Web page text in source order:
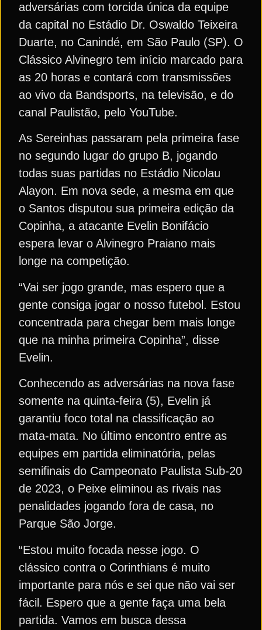
adversárias com torcida única da equipe
da capital no Estádio Dr. Oswaldo Teixeira
Duarte, no Canindé, em São Paulo (SP). O
Clássico Alvinegro tem início marcado para
as 20 horas e contará com transmissões
ao vivo da Bandsports, na televisão, e do
canal Paulistão, pelo YouTube.
As Sereinhas passaram pela primeira fase
no segundo lugar do grupo B, jogando
todas suas partidas no Estádio Nicolau
Alayon. Em nova sede, a mesma em que
o Santos disputou sua primeira edição da
Copinha, a atacante Evelin Bonifácio
espera levar o Alvinegro Praiano mais
longe na competição.
“Vai ser jogo grande, mas espero que a
gente consiga jogar o nosso futebol. Estou
concentrada para chegar bem mais longe
que na minha primeira Copinha”, disse
Evelin.
Conhecendo as adversárias na nova fase
somente na quinta-feira (5), Evelin já
garantiu foco total na classificação ao
mata-mata. No último encontro entre as
equipes em partida eliminatória, pelas
semifinais do Campeonato Paulista Sub-20
de 2023, o Peixe eliminou as rivais nas
penalidades jogando fora de casa, no
Parque São Jorge.
“Estou muito focada nesse jogo. O
clássico contra o Corinthians é muito
importante para nós e sei que não vai ser
fácil. Espero que a gente faça uma bela
partida. Vamos em busca dessa